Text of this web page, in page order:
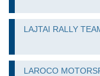
LAJTAI RALLY
LAROCO